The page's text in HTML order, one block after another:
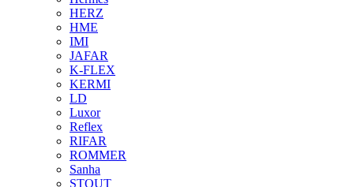
HERZ
HME
IMI
JAFAR
K-FLEX
KERMI
LD
Luxor
Reflex
RIFAR
ROMMER
Sanha
STOUT